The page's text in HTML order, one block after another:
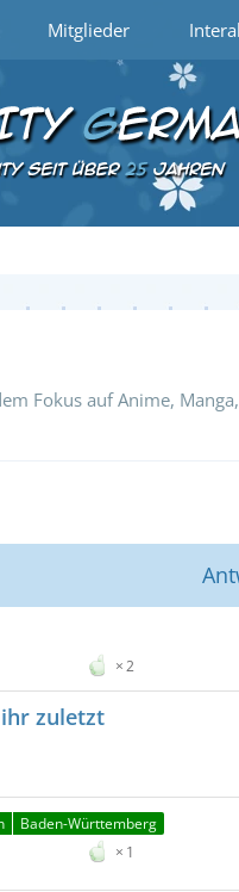
Mitglieder
Fokus auf Anime,
2
zuletzt
Baden-Württemberg
1